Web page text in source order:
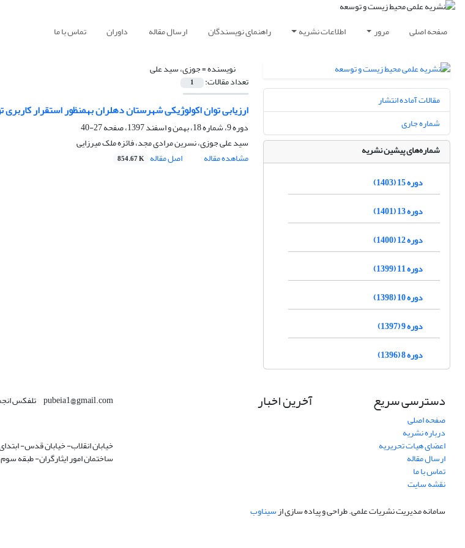
صفحه اصلی مرور اطلاعات نشریه راهنمای نویسندگان ارسال مقاله داوران تماس با ما
نویسنده =جوزی، سید علی
تعداد مقالات: 1
ارزیابی توان اکولوژیکی شهرستان دهلران به‎منظور استقرار کاربری توسعه اکوتوریسم
دوره 9، شماره 18، بهمن و اسفند 1397، صفحه
27-40
سید علی جوزی، نسرین مرادی مجد، فائزه ملک میرزایی
مشاهده مقاله
اصل مقاله 854.67 K
مقالات آماده انتشار
شماره جاری
شماره‌های پیشین نشریه
دوره 15 (1403)
دوره 13 (1401)
دوره 12 (1400)
دوره 11 (1399)
دوره 10 (1398)
دوره 9 (1397)
دوره 8 (1396)
دسترسی سریع
صفحه اصلی
درباره نشریه
اعضای هیات تحریریه
ارسال مقاله
تماس با ما
نقشه سایت
آخرین اخبار pubeia1@gmail.com تلفکس انجمن: 66950848- 021
ساختمان امور ایثارگران- طبقه سوم
سامانه مدیریت نشریات علمی.طراحی و پیاده سازی ازسیناوب